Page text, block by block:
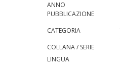
ANNO
PUBBLICAZIONE
CATEGORIA
COLLANA / SERIE
LINGUA